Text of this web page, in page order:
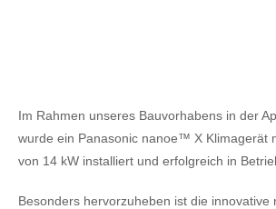
Im Rahmen unseres Bauvorhabens in der
wurde ein Panasonic nanoe™ X Klimagerät
von 14 kW installiert und erfolgreich in
Besonders hervorzuheben ist die